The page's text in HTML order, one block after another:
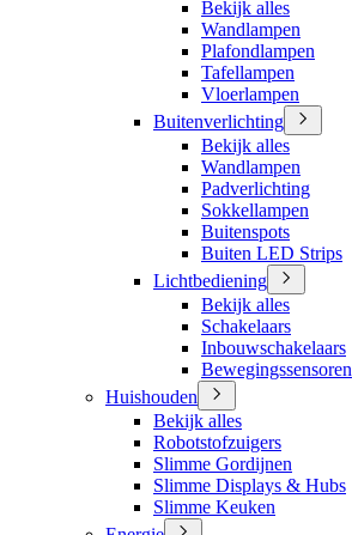
Bekijk alles
Wandlampen
Plafondlampen
Tafellampen
Vloerlampen
Buitenverlichting
Bekijk alles
Wandlampen
Padverlichting
Sokkellampen
Buitenspots
Buiten LED Strips
Lichtbediening
Bekijk alles
Schakelaars
Inbouwschakelaars
Bewegingssensoren
Huishouden
Bekijk alles
Robotstofzuigers
Slimme Gordijnen
Slimme Displays & Hubs
Slimme Keuken